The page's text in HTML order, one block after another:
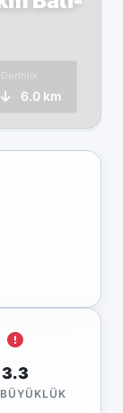
Derinlik
6.0 km
3.3